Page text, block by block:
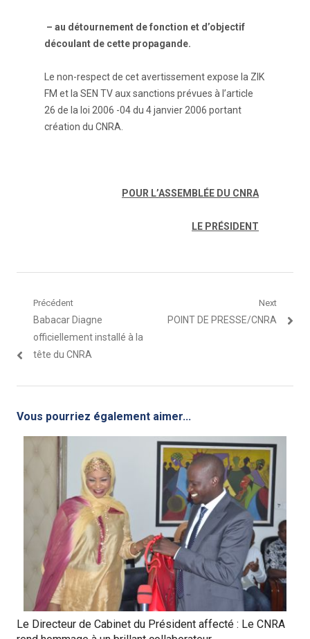
– au détournement de fonction et d’objectif
découlant de cette propagande.
Le non-respect de cet avertissement expose la ZIK
FM et la SEN TV aux sanctions prévues à l’article
26 de la loi 2006 -04 du 4 janvier 2006 portant
création du CNRA.
POUR L’ASSEMBLÉE DU CNRA
LE PRÉSIDENT
Navigation
de
l’article
Précédent
Article
précédent
:
Babacar Diagne
officiellement installé à la
tête du CNRA
Next
Article
POINT DE PRESSE/CNRA
Vous pourriez également aimer...
Le Directeur de Cabinet du Président affecté : Le CNRA